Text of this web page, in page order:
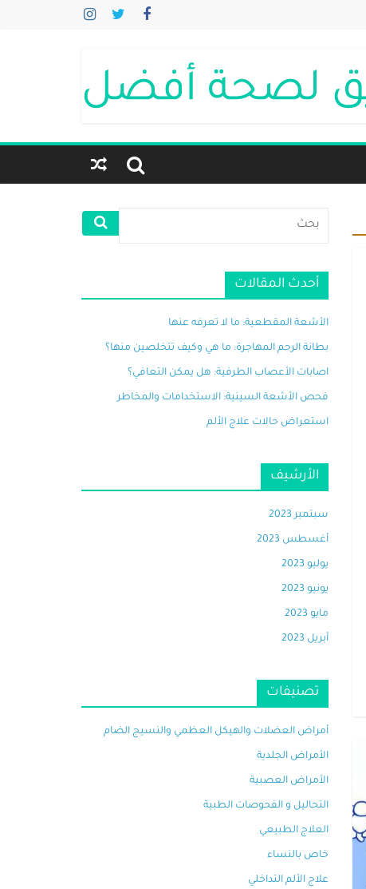
أحدث المقالات
الأشعة المقطعية: ما لا تعرفه عنها
بطانة الرحم المهاجرة: ما هي وكيف تتخلصين منها؟
اصابات الأعصاب الطرفية: هل يمكن التعافي؟
فحص الأشعة السينية: الاستخدامات والمخاطر
استعراض حالات علاج الألم
الأرشيف
سبتمبر 2023
أغسطس 2023
يوليو 2023
يونيو 2023
مايو 2023
أبريل 2023
تصنيفات
أمراض العضلات والهيكل العظمي والنسيج الضام
الأمراض الجلدية
الأمراض العصبية
التحاليل و الفحوصات الطبية
العلاج الطبيعي
خاص بالنساء
علاج الألم التداخلي